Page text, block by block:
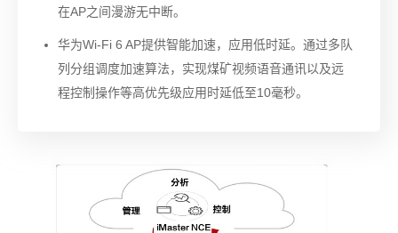
在AP之间漫游无中断。
华为Wi-Fi 6 AP提供智能加速，应用低时延。通过多队
列分组调度加速算法，实现煤矿视频语音通讯以及远
程控制操作等高优先级应用时延低至10毫秒。